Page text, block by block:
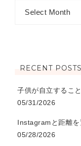
RECENT POSTS
子供が自立するこ
05/31/2026
Instagramと距離
05/28/2026